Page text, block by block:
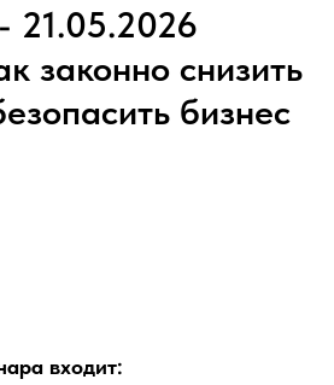
21.05.2026
законно снизить
бизнес
входит: